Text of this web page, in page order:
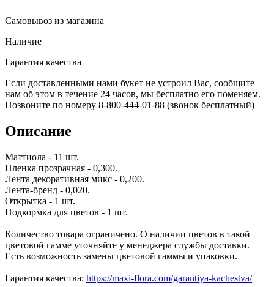
Самовывоз из магазина
Наличие
Гарантия качества
Если доставленными нами букет не устроил Вас, сообщите
нам об этом в течение 24 часов, мы бесплатно его поменяем.
Позвоните по номеру 8-800-444-01-88 (звонок бесплатный)
Описание
Маттиола - 11 шт.
Пленка прозрачная - 0,300.
Лента декоративная микс - 0,200.
Лента-бренд - 0,020.
Открытка - 1 шт.
Подкормка для цветов - 1 шт.
Количество товара ограничено. О наличии цветов в такой
цветовой гамме уточняйте у менеджера службы доставки.
Есть возможность замены цветовой гаммы и упаковки.
Гарантия качества: https://maxi-flora.com/garantiya-kachestva/